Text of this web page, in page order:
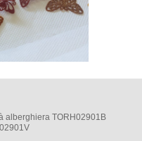
alberghiera TORH02901B